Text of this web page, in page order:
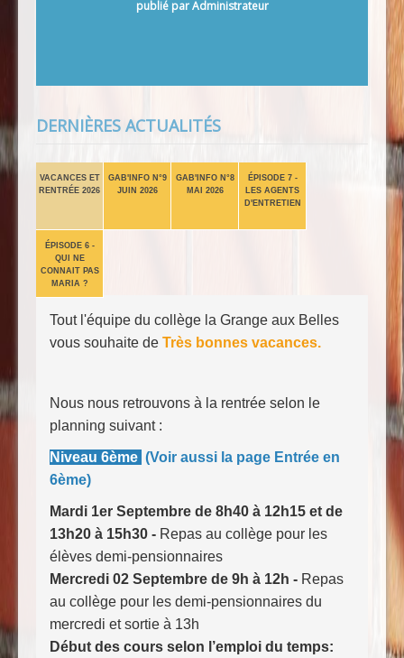
Septembre de 8h40 à 12h15 et de 13h20 à 15h30
publié par Administrateur
DERNIÈRES ACTUALITÉS
VACANCES ET
RENTRÉE 2026
GAB'INFO N°9
JUIN 2026
GAB'INFO N°8
MAI 2026
ÉPISODE 7 -
LES AGENTS
D'ENTRETIEN
ÉPISODE 6 -
QUI NE
CONNAIT PAS
MARIA ?
Tout l'équipe du collège la Grange aux Belles
vous souhaite de Très bonnes vacances.
Nous nous retrouvons à la rentrée selon le
planning suivant :
Niveau 6ème (Voir aussi la page Entrée en
6ème)
Mardi 1er Septembre de 8h40 à 12h15 et de
13h20 à 15h30 - Repas au collège pour les
élèves demi-pensionnaires
Mercredi 02 Septembre de 9h à 12h - Repas
au collège pour les demi-pensionnaires du
mercredi et sortie à 13h
Début des cours selon l’emploi du temps: